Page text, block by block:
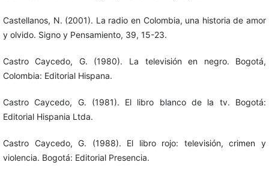
Castellanos, N. (2001). La radio en Colombia, una historia de amor
y olvido. Signo y Pensamiento, 39, 15-23.
Castro Caycedo, G. (1980). La televisión en negro. Bogotá,
Colombia: Editorial Hispana.
Castro Caycedo, G. (1981). El libro blanco de la tv. Bogotá:
Editorial Hispania Ltda.
Castro Caycedo, G. (1988). El libro rojo: televisión, crimen y
violencia. Bogotá: Editorial Presencia.